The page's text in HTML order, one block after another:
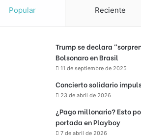
Popular Reciente
Trump se declara
Bolsonaro en Brasil
11 de septiembre de 2025
Concierto solidario
23 de abril de 2026
¿Pago millonario? Esto
portada en Playboy
7 de abril de 2026